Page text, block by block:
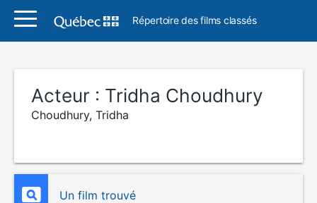
Répertoire des films classés
Acteur : Tridha Choudhury
Choudhury, Tridha
Un film trouvé